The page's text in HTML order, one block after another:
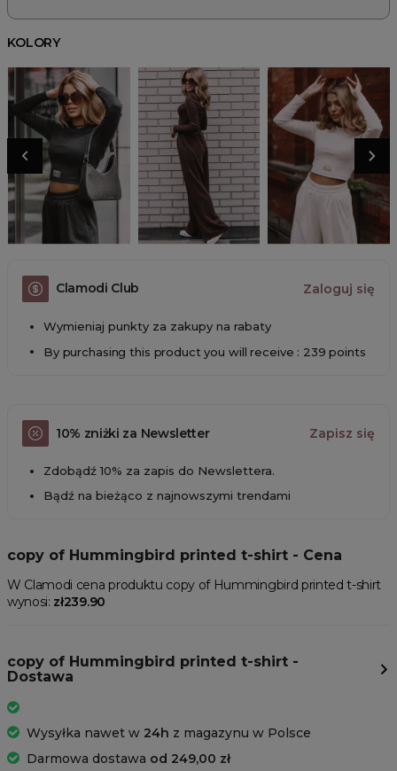
KOLORY
Clamodi Club Zaloguj się
Wymieniaj punkty za zakupy na rabaty
By purchasing this product you will receive : 239 points
10% zniżki za Newsletter Zapisz się
Zdobądź 10% za zapis do Newslettera.
Bądź na bieżąco z najnowszymi trendami
copy of Hummingbird printed t-shirt - Cena
W Clamodi cena produktu copy of Hummingbird printed t-shirt
wynosi: zł239.90
copy of Hummingbird printed t-shirt -
Dostawa
Wysyłka nawet w 24h z magazynu w Polsce
Darmowa dostawa od 249,00 zł